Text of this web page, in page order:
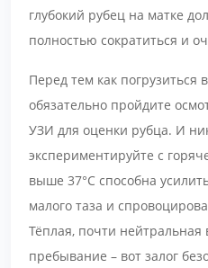
глубокий рубец на матке
полностью сократиться и
Перед тем как погрузиться
обязательно пройдите
УЗИ для оценки рубца. И
экспериментируйте с
выше 37°C способна
малого таза и
Тёплая, почти нейтральная
пребывание – вот залог